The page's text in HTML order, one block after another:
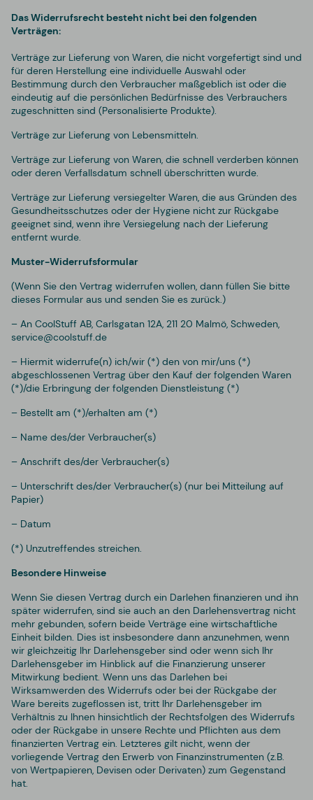
Das Widerrufsrecht besteht nicht bei den folgenden
Verträgen:
Verträge zur Lieferung von Waren, die nicht vorgefertigt sind und
für deren Herstellung eine individuelle Auswahl oder
Bestimmung durch den Verbraucher maßgeblich ist oder die
eindeutig auf die persönlichen Bedürfnisse des Verbrauchers
zugeschnitten sind (Personalisierte Produkte).
Verträge zur Lieferung von Lebensmitteln.
Verträge zur Lieferung von Waren, die schnell verderben können
oder deren Verfallsdatum schnell überschritten wurde.
Verträge zur Lieferung versiegelter Waren, die aus Gründen des
Gesundheitsschutzes oder der Hygiene nicht zur Rückgabe
geeignet sind, wenn ihre Versiegelung nach der Lieferung
entfernt wurde.
Muster-Widerrufsformular
(Wenn Sie den Vertrag widerrufen wollen, dann füllen Sie bitte
dieses Formular aus und senden Sie es zurück.)
– An CoolStuff AB, Carlsgatan 12A, 211 20 Malmö, Schweden,
service@coolstuff.de
– Hiermit widerrufe(n) ich/wir (*) den von mir/uns (*)
abgeschlossenen Vertrag über den Kauf der folgenden Waren
(*)/die Erbringung der folgenden Dienstleistung (*)
– Bestellt am (*)/erhalten am (*)
– Name des/der Verbraucher(s)
– Anschrift des/der Verbraucher(s)
– Unterschrift des/der Verbraucher(s) (nur bei Mitteilung auf
Papier)
– Datum
(*) Unzutreffendes streichen.
Besondere Hinweise
Wenn Sie diesen Vertrag durch ein Darlehen finanzieren und ihn
später widerrufen, sind sie auch an den Darlehensvertrag nicht
mehr gebunden, sofern beide Verträge eine wirtschaftliche
Einheit bilden. Dies ist insbesondere dann anzunehmen, wenn
wir gleichzeitig Ihr Darlehensgeber sind oder wenn sich Ihr
Darlehensgeber im Hinblick auf die Finanzierung unserer
Mitwirkung bedient. Wenn uns das Darlehen bei
Wirksamwerden des Widerrufs oder bei der Rückgabe der
Ware bereits zugeflossen ist, tritt Ihr Darlehensgeber im
Verhältnis zu Ihnen hinsichtlich der Rechtsfolgen des Widerrufs
oder der Rückgabe in unsere Rechte und Pflichten aus dem
finanzierten Vertrag ein. Letzteres gilt nicht, wenn der
vorliegende Vertrag den Erwerb von Finanzinstrumenten (z.B.
von Wertpapieren, Devisen oder Derivaten) zum Gegenstand
hat.